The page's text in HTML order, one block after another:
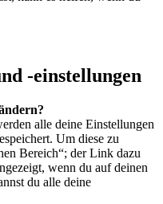
-einstellungen
alle deine Einstellungen
Um diese zu
Bereich“; der Link dazu
wenn du auf deinen
du alle deine